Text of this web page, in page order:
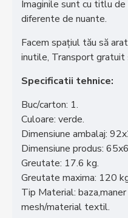
Imaginile sunt cu titlu
diferente de nuante.
Facem spațiul tău să
inutile, Transport gratuit
Specificatii tehnice:
Buc/carton: 1.
Culoare: verde.
Dimensiune ambalaj:
Dimensiune produs:
Greutate: 17.6 kg.
Greutate maxima: 120
Tip Material:
mesh/material textil.